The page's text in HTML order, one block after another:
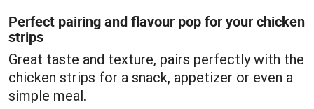
Perfect pairing and flavour pop for your chicken
strips
Great taste and texture, pairs perfectly with the
chicken strips for a snack, appetizer or even a
simple meal.